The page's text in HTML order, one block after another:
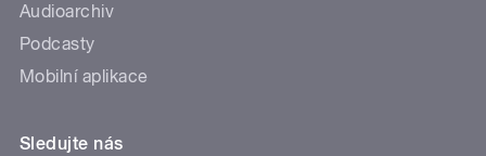
Audioarchiv
Podcasty
Mobilní aplikace
Sledujte nás